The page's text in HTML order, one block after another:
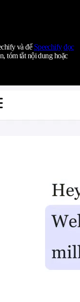
và để Speechify đọc
tóm tắt nội dung hoặc